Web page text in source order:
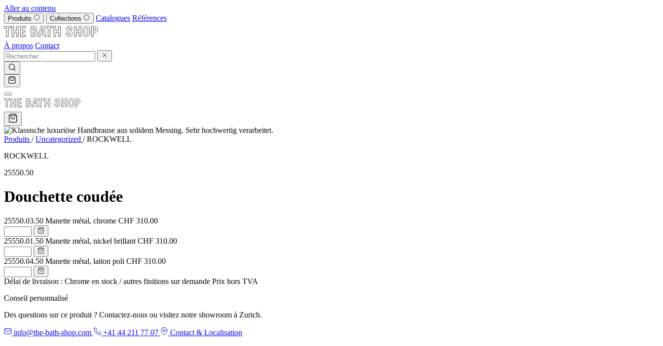
Aller au contenu
Produits Collections Catalogues Références
À propos Contact
Produits / Uncategorized / ROCKWELL
ROCKWELL
25550.50
Douchette coudée
25550.03.50 Manette métal, chrome CHF 310.00
25550.01.50 Manette métal, nickel brillant CHF 310.00
25550.04.50 Manette métal, laiton poli CHF 310.00
Délai de livraison : Chrome en stock / autres finitions sur demande Prix hors TVA
Conseil personnalisé
Des questions sur ce produit ? Contactez-nous ou visitez notre showroom à Zurich.
info@the-bath-shop.com +41 44 211 77 07 Contact & Localisation